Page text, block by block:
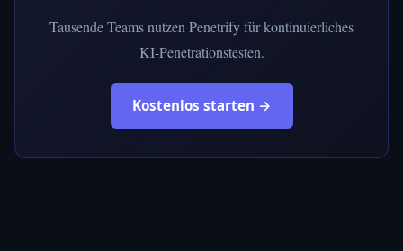
Tausende Teams nutzen Penetrify für kontinuierliches
KI-Penetrationstesten.
Kostenlos starten →